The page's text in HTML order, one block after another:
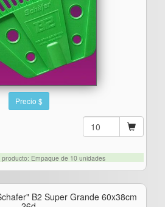
Precio $
producto: Empaque de 10 unidades
B2 Super Grande 60x38cm